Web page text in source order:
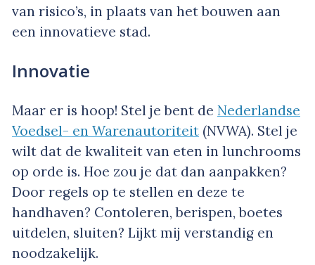
van risico’s, in plaats van het bouwen aan
een innovatieve stad.
Innovatie
Maar er is hoop! Stel je bent de Nederlandse
Voedsel- en Warenautoriteit (NVWA). Stel je
wilt dat de kwaliteit van eten in lunchrooms
op orde is. Hoe zou je dat dan aanpakken?
Door regels op te stellen en deze te
handhaven? Contoleren, berispen, boetes
uitdelen, sluiten? Lijkt mij verstandig en
noodzakelijk.